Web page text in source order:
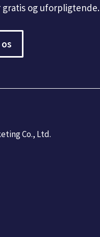
gratis og uforpligtende.
Co., Ltd.